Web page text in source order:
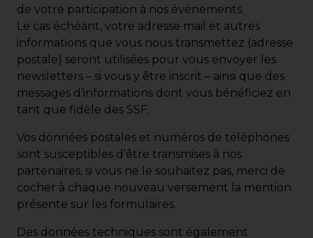
de votre participation à nos événements.
Le cas échéant, votre adresse mail et autres
informations que vous nous transmettez (adresse
postale) seront utilisées pour vous envoyer les
newsletters – si vous y être inscrit – ainsi que des
messages d’informations dont vous bénéficiez en
tant que fidèle des SSF.
Vos données postales et numéros de téléphones
sont susceptibles d’être transmises à nos
partenaires, si vous ne le souhaitez pas, merci de
cocher à chaque nouveau versement la mention
présente sur les formulaires.
Des données techniques sont également